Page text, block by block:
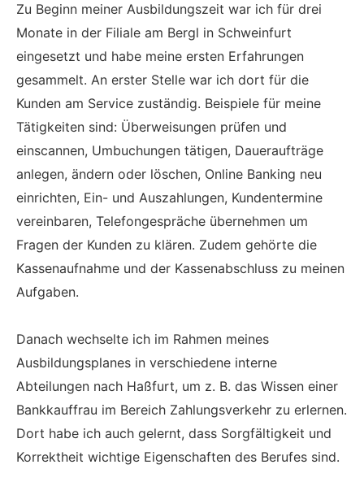
Zu Beginn meiner Ausbildungszeit war ich für drei
Monate in der Filiale am Bergl in Schweinfurt
eingesetzt und habe meine ersten Erfahrungen
gesammelt. An erster Stelle war ich dort für die
Kunden am Service zuständig. Beispiele für meine
Tätigkeiten sind: Überweisungen prüfen und
einscannen, Umbuchungen tätigen, Daueraufträge
anlegen, ändern oder löschen, Online Banking neu
einrichten, Ein- und Auszahlungen, Kundentermine
vereinbaren, Telefongespräche übernehmen um
Fragen der Kunden zu klären. Zudem gehörte die
Kassenaufnahme und der Kassenabschluss zu meinen
Aufgaben.
Danach wechselte ich im Rahmen meines
Ausbildungsplanes in verschiedene interne
Abteilungen nach Haßfurt, um z. B. das Wissen einer
Bankkauffrau im Bereich Zahlungsverkehr zu erlernen.
Dort habe ich auch gelernt, dass Sorgfältigkeit und
Korrektheit wichtige Eigenschaften des Berufes sind.